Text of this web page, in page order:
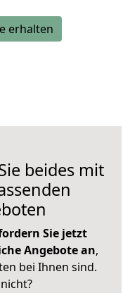
erhalten
beides mit
Sie jetzt
Angebote an,
bei Ihnen sind.